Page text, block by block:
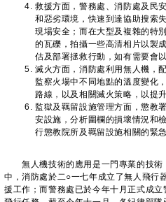
救援方面，警務處、消防處及民
和惡劣環境，快速到達協助搜索
現場安全；而在大型及複雜的特
的瓦礫，拍攝一些高清相片以製
估及部署拯救行動，如有需要會
滅火方面，消防處利用無人機，
監察火場中不同地點的溫度變化
路線，以及相關滅火策略，以提
監獄及羈留設施管理方面，懲教
安設施，分析圍欄的損壞情況和
行懲教院所及羈留設施相關的緊
無人機技術的應用是一門專業的技術
中，消防處於二○一七年成立了無人飛行
援工作；而警務處已於今年十月正式成